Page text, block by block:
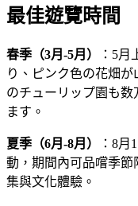
最佳遊覽時間
春季（3月-5月）
：5
り、ピンク色の花畑
のチューリップ園も
ます。
夏季（6月-8月）
：8月
動，期間內可品嚐季
集與文化體驗。